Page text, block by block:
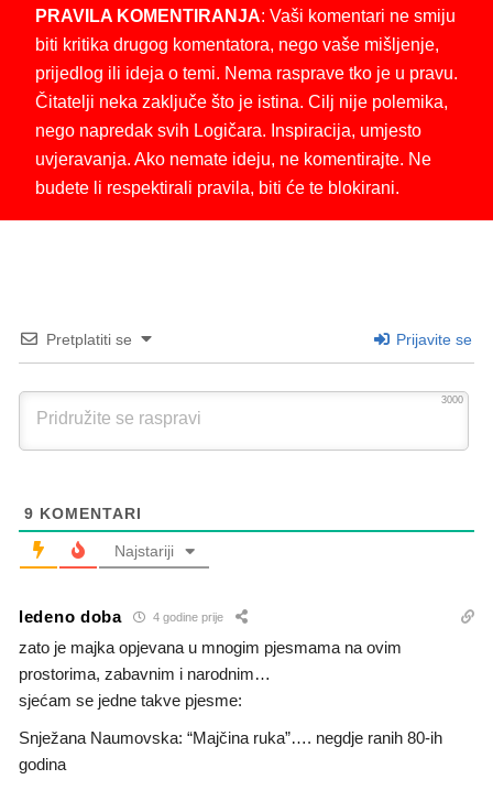
PRAVILA KOMENTIRANJA: Vaši komentari ne smiju
biti kritika drugog komentatora, nego vaše mišljenje,
prijedlog ili ideja o temi. Nema rasprave tko je u pravu.
Čitatelji neka zaključe što je istina. Cilj nije polemika,
nego napredak svih Logičara. Inspiracija, umjesto
uvjeravanja. Ako nemate ideju, ne komentirajte. Ne
budete li respektirali pravila, biti će te blokirani.
Pretplatiti se Prijavite se
3000
9 KOMENTARI
Najstariji
ledeno doba 4 godine prije
zato je majka opjevana u mnogim pjesmama na ovim
prostorima, zabavnim i narodnim…
sjećam se jedne takve pjesme:
Snježana Naumovska: “Majčina ruka”…. negdje ranih 80-ih
godina